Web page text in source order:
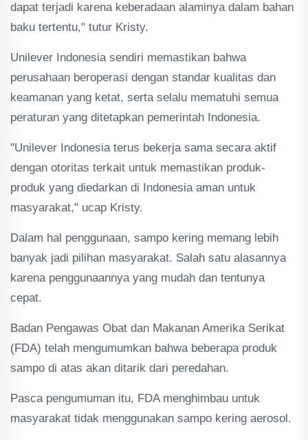
dapat terjadi karena keberadaan alaminya dalam bahan
baku tertentu," tutur Kristy.
Unilever Indonesia sendiri memastikan bahwa
perusahaan beroperasi dengan standar kualitas dan
keamanan yang ketat, serta selalu mematuhi semua
peraturan yang ditetapkan pemerintah Indonesia.
"Unilever Indonesia terus bekerja sama secara aktif
dengan otoritas terkait untuk memastikan produk-
produk yang diedarkan di Indonesia aman untuk
masyarakat," ucap Kristy.
Dalam hal penggunaan, sampo kering memang lebih
banyak jadi pilihan masyarakat. Salah satu alasannya
karena penggunaannya yang mudah dan tentunya
cepat.
Badan Pengawas Obat dan Makanan Amerika Serikat
(FDA) telah mengumumkan bahwa beberapa produk
sampo di atas akan ditarik dari peredahan.
Pasca pengumuman itu, FDA menghimbau untuk
masyarakat tidak menggunakan sampo kering aerosol.